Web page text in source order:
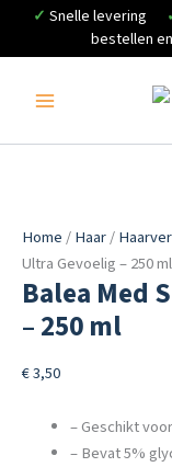
✓ Snelle levering
bestellen
inhoud
Home/Haar/
Ultra Gevoelig – 250 ml
Balea Med
– 250 ml
€3,50
– Geschikt
– Bevat 5%